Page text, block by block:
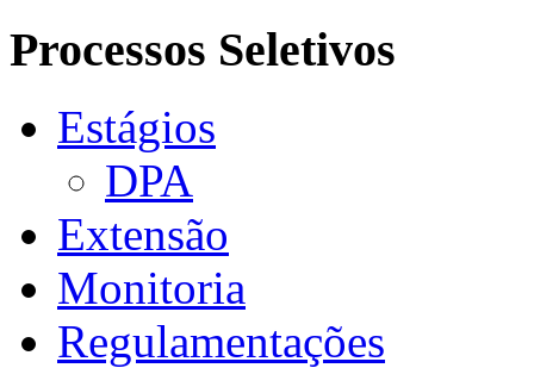
Processos Seletivos
Estágios
DPA
Extensão
Monitoria
Regulamentações